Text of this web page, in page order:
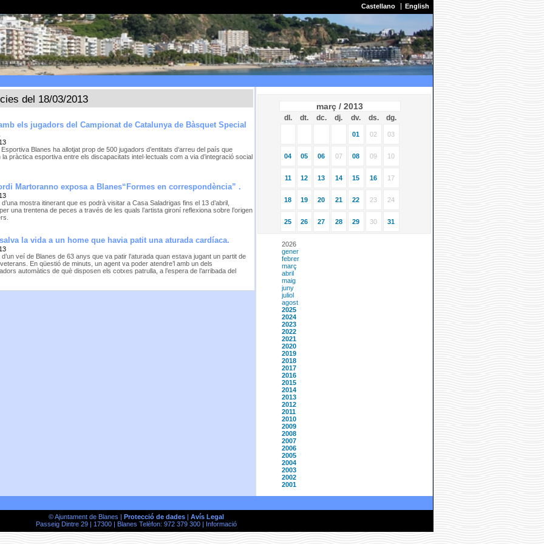
Castellano English
del 18/03/2013
els jugadors del Campionat de Catalunya de Bàsquet Special
Blanes ha allotjat prop de 500 jugadors d’entitats d’arreu del país que
la pràctica esportiva entre els discapacitats intel·lectuals com a via d’integració social
Martoranno exposa a Blanes“Formes en correspondència” .
mostra itinerant que es podrà visitar a Casa Saladrigas fins el 13 d’abril,
una trentena de peces a través de les quals l’artista gironí reflexiona sobre l’origen
la vida a un home que havia patit una aturada cardíaca.
veí de Blanes de 63 anys que va patir l’aturada quan estava jugant un partit de
En qüestió de minuts, un agent va poder atendre’l amb un dels
automàtics de què disposen els cotxes patrulla, a l’espera de l’arribada del
març / 2013
dl. dt. dc. dj. dv. ds. dg.
01 02 03
04 05 06 07 08 09 10
11 12 13 14 15 16 17
18 19 20 21 22 23 24
25 26 27 28 29 30 31
2026
gener
febrer
març
abril
maig
juny
juliol
agost
2025
2024
2023
2022
2021
2020
2019
2018
2017
2016
2015
2014
2013
2012
2011
2010
2009
2008
2007
2006
2005
2004
2003
2002
2001
© Ajuntament de Blanes | Protecció de dades| Avís Legal
Passeig Dintre 29 | 17300 | Blanes Telèfon: 972 379 300 |
Informació